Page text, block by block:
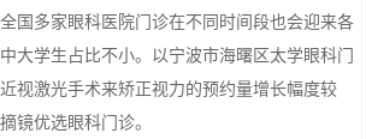
国多家眼科医院门诊在不同时间段也会迎来各
大学生占比不小。以宁波市海曙区太学眼科门
视激光手术来矫正视力的预约量增长幅度较
镜优选眼科门诊。